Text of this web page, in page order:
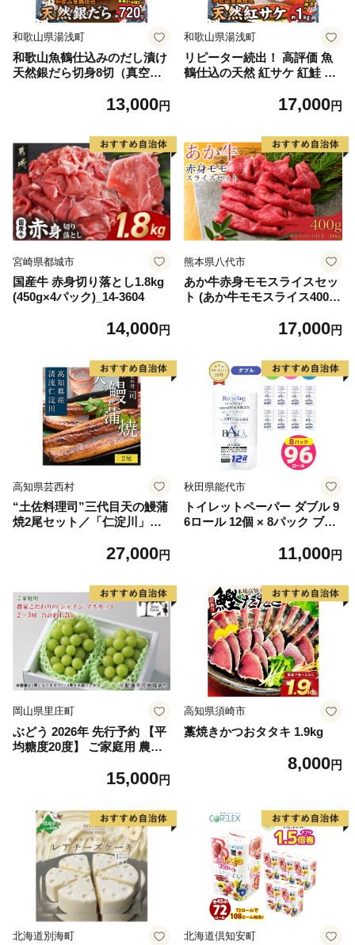
和歌山県湯浅町
和歌山魚鶴仕込みのだし漬け
天然銀だら切身8切（真空パ
製法 良質な脂 ふっくら 柔ら
ぶ だし漬け 煮付け ムニエル
味噌漬け 鍋物 冷凍 湯浅町 送
料無料_G7334
13,000円
和歌山県湯浅町
リピーター続出！ 高評価 魚
鶴仕込の天然 紅サケ 紅鮭 鮭
レビュー高評価 小分け 真空
海鮮 魚介 食品 食べ物 おかず
お弁当 水産加工品 冷凍 グル
メ お取り寄せ 和歌山県 湯浅
町 送料無料_G7317
17,000円
宮崎県都城市
国産牛 赤身切り落とし1.8kg
(450g×4パック)_14-3604
14,000円
熊本県八代市
あか牛赤身モモスライスセッ
ト (あか牛モモスライス400
17,000円
高知県芸西村
“土佐料理司”三代目天の鰻蒲
焼2尾セット／「仁淀川」水
殖 国産・高知県産〈高知市共
27,000円
秋田県能代市
トイレットペーパー ダブル 9
6ロール 12個 × 8パック ブラ
用品 消耗品 無香料 生活用品
11,000円
岡山県里庄町
ぶどう 2026年 先行予約 【平
均糖度20度】 ご家庭用 農家
ット 2～3房 合計約1.2kg ブ
直送 】
15,000円
高知県須崎市
藁焼きかつおタタキ 1.9kg
8,000円
北海道別海町 北海道倶知安町